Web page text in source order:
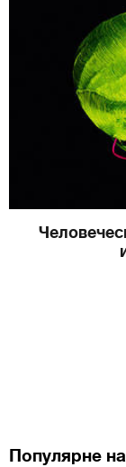
Популярне на